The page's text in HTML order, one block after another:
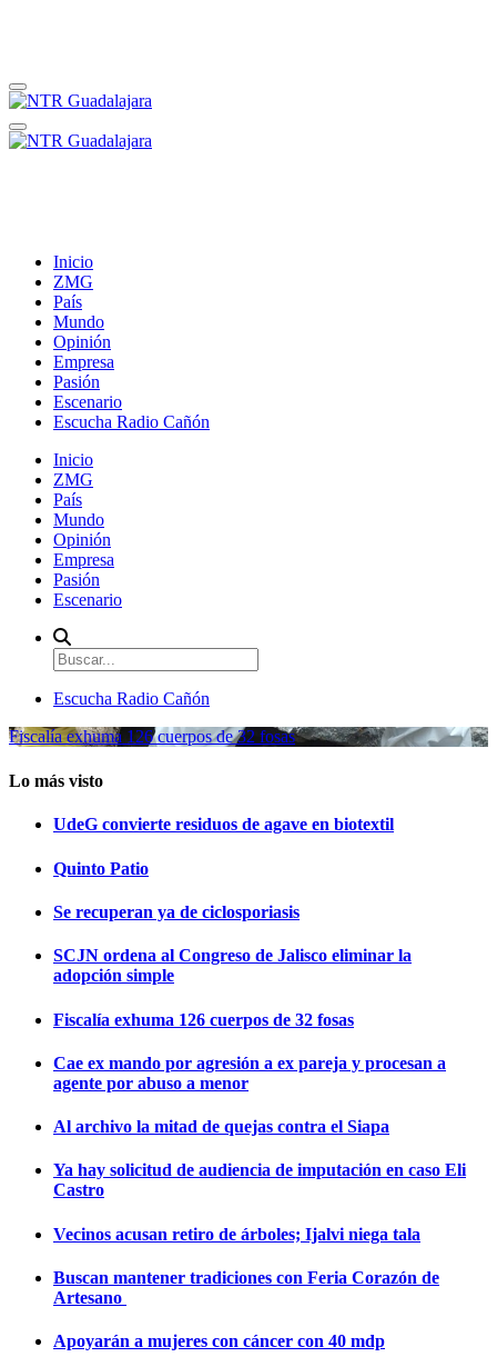
Inicio
ZMG
País
Mundo
Opinión
Empresa
Pasión
Escenario
Escucha Radio Cañón
Inicio
ZMG
País
Mundo
Opinión
Empresa
Pasión
Escenario
Escucha Radio Cañón
Fiscalía exhuma 126 cuerpos de 32 fosas
Lo más visto
UdeG convierte residuos de agave en biotextil
Quinto Patio
Se recuperan ya de ciclosporiasis
SCJN ordena al Congreso de Jalisco eliminar la
adopción simple
Fiscalía exhuma 126 cuerpos de 32 fosas
Cae ex mando por agresión a ex pareja y procesan a
agente por abuso a menor
Al archivo la mitad de quejas contra el Siapa
Ya hay solicitud de audiencia de imputación en caso Eli
Castro
Vecinos acusan retiro de árboles; Ijalvi niega tala
Buscan mantener tradiciones con Feria Corazón de
Artesano
Apoyarán a mujeres con cáncer con 40 mdp